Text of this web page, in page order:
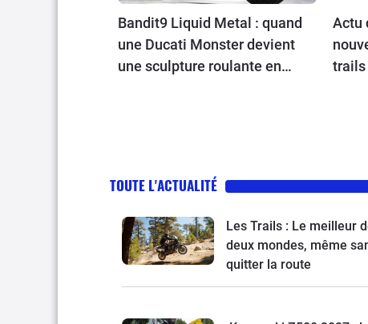
Bandit9 Liquid Metal : quand
une Ducati Monster devient
une sculpture roulante en
Actu
trails
TOUTE L'ACTUALITÉ
Les Trails : Le meilleur
deux mondes, même
quitter la route